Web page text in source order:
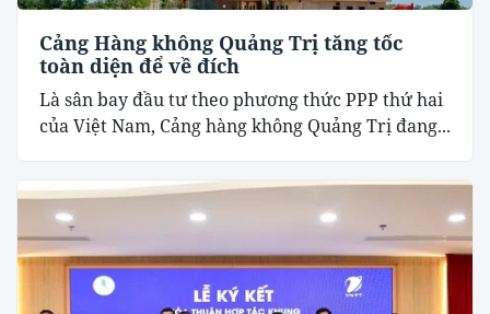
Cảng Hàng không Quảng Trị tăng tốc
toàn diện để về đích
Là sân bay đầu tư theo phương thức PPP thứ hai
của Việt Nam, Cảng hàng không Quảng Trị đang...